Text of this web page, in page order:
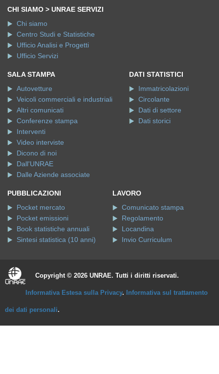
CHI SIAMO > UNRAE SERVIZI
Chi siamo
Centro Studi e Statistiche
Ufficio Analisi e Progetti
Ufficio Servizi
SALA STAMPA
Autovetture
Veicoli commerciali e industriali
Altri comunicati
Conferenze stampa
Interventi
Video interviste
Dicono di noi
Dall'UNRAE
Dalle Aziende associate
DATI STATISTICI
Immatricolazioni
Circolante
Dati di settore
Dati storici
PUBBLICAZIONI
Pocket mercato
Pocket emissioni
Book statistiche annuali
Sintesi statistica (10 anni)
LAVORO
Comunicato stampa
Regolamento
Locandina
Invio Curriculum
Copyright © 2026 UNRAE. Tutti i diritti riservati.
Informativa Estesa sulla Privacy. Informativa sul trattamento
dei dati personali.